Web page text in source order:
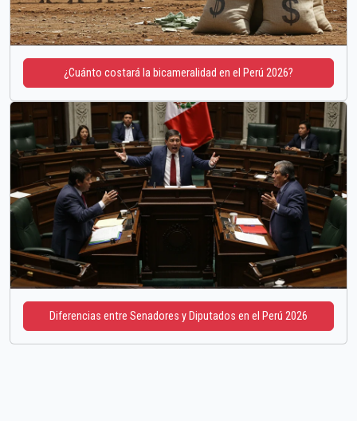
¿Cuánto costará la bicameralidad en el Perú 2026?
Diferencias entre Senadores y Diputados en el Perú 2026